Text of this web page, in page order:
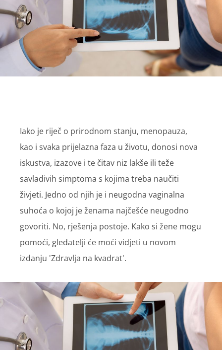
Iako je riječ o prirodnom stanju, menopauza,
kao i svaka prijelazna faza u životu, donosi nova
iskustva, izazove i te čitav niz lakše ili teže
savladivih simptoma s kojima treba naučiti
živjeti. Jedno od njih je i neugodna vaginalna
suhoća o kojoj je ženama najčešće neugodno
govoriti. No, rješenja postoje. Kako si žene mogu
pomoći, gledatelji će moći vidjeti u novom
izdanju 'Zdravlja na kvadrat'.